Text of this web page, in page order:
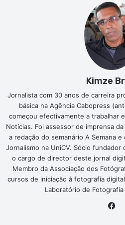
Kimze
Jornalista com 30 anos de carreira
básica na Agência Cabopress
começou efectivamente a trabalhar
Notícias. Foi assessor de imprensa
a redação do semanário A Semana
Jornalismo na UniCV. Sócio
o cargo de director deste jornal
Membro da Associação dos
cursos de iniciação à fotografia
Laboratório de